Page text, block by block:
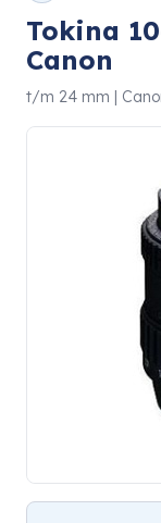
Tokina
Canon
t/m 24 mm |